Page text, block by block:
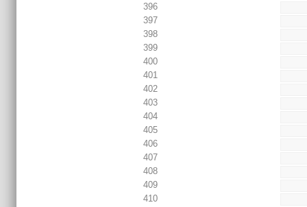
396
397
398
399
400
401
402
403
404
405
406
407
408
409
410